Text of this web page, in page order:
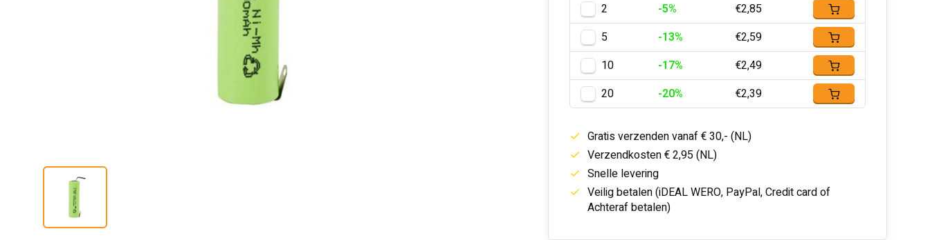
2
-5%
€2,85
5
-13%
€2,59
10
-17%
€2,49
20
-20% €2,39
Gratis verzenden vanaf € 30,- (NL)
Verzendkosten € 2,95 (NL)
Snelle levering
Veilig betalen (iDEAL WERO, PayPal, Credit card of
Achteraf betalen)